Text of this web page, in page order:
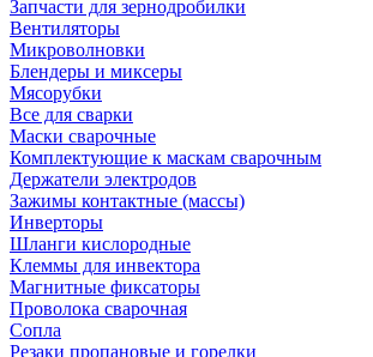
Запчасти для зернодробилки
Вентиляторы
Микроволновки
Блендеры и миксеры
Мясорубки
Все для сварки
Маски сварочные
Комплектующие к маскам сварочным
Держатели электродов
Зажимы контактные (массы)
Инверторы
Шланги кислородные
Клеммы для инвектора
Магнитные фиксаторы
Проволока сварочная
Сопла
Резаки пропановые и горелки